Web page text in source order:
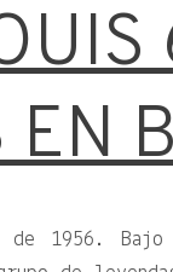
EN
de 1956.